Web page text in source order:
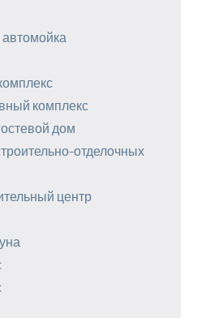
комплекс
дом
отделочных
центр